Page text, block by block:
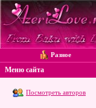
Разное
Меню сайта
Посмотреть авторов